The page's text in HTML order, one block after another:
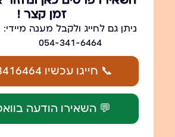
זמן קצר !
ניתן גם לחייג ולקבל מענה מיידי:
054-341-6464
📞 חייגו עכשיו 054-3416464
💬 השאירו הודעה